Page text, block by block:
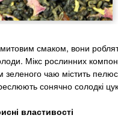
смаком, вони
Мікс рослинних
зеленого чаю містить
сонячно солодкі
властивості